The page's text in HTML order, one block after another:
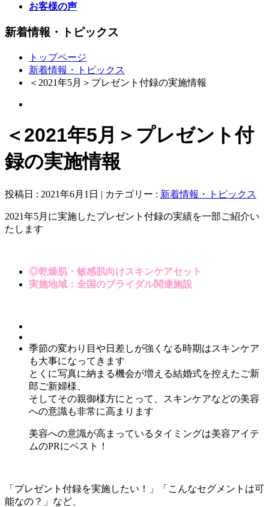
お客様の声
新着情報・トピックス
トップページ
新着情報・トピックス
＜2021年5月＞プレゼント付録の実施情報
＜2021年5月＞プレゼント付
録の実施情報
投稿日 : 2021年6月1日 | カテゴリー : 新着情報・トピックス
2021年5月に実施したプレゼント付録の実績を一部ご紹介い
たします
◎乾燥肌・敏感肌向けスキンケアセット
実施地域：全国のブライダル関連施設
季節の変わり目や日差しが強くなる時期はスキンケア
も大事になってきます
とくに写真に納まる機会が増える結婚式を控えたご新
郎ご新婦様、
そしてその親御様方にとって、スキンケアなどの美容
への意識も非常に高まります
美容への意識が高まっているタイミングは美容アイテ
ムのPRにベスト！
「プレゼント付録を実施したい！」「こんなセグメントは可
能なの？」など、